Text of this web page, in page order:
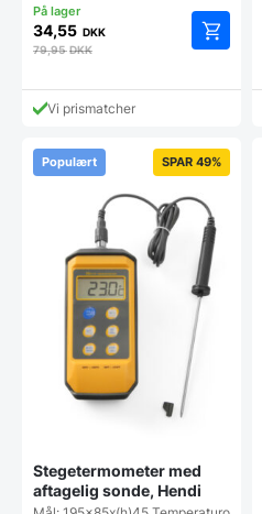
34,55 DKK
79,95DKK
Vi prismatcher
Populært SPAR 49%
Stegetermometer med
aftagelig sonde, Hendi